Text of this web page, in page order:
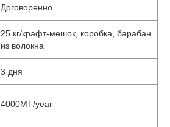
Договоренно
25 кг/крафт-мешок, коробка, барабан
из волокна
3 дня
4000MT/year